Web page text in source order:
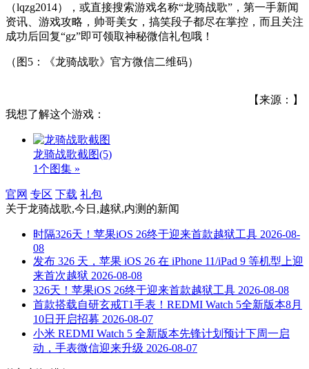
（lqzg2014），或直接搜索游戏名称“龙骑战歌”，第一手新闻
资讯、游戏攻略，帅哥美女，搞笑段子都尽在掌控，而且关注
成功后回复“gz”即可领取神秘微信礼包哦！
（图5：《龙骑战歌》官方微信二维码）
【来源：】
我想了解这个游戏：
龙骑战歌截图(5)
1个图集 »
官网 专区 下载 礼包
关于龙骑战歌,今日,越狱,内测 的新闻
时隔326天！苹果iOS 26终于迎来首款越狱工具 2026-08-
08
发布 326 天，苹果 iOS 26 在 iPhone 11/iPad 9 等机型上迎
来首次越狱 2026-08-08
326天！苹果iOS 26终于迎来首款越狱工具 2026-08-08
首款搭载自研玄戒T1手表！REDMI Watch 5全新版本8月
10日开启招募 2026-08-07
小米 REDMI Watch 5 全新版本先锋计划预计下周一启
动，手表微信迎来升级 2026-08-07